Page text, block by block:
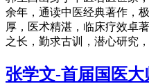
余年，通读中医经典著作，
厚，医术精湛，临床疗效卓
之长，勤求古训，潜心研究
张学文-首届国医大